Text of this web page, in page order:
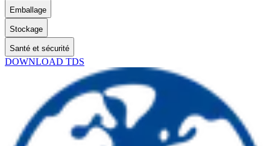
Emballage
Stockage
Santé et sécurité
DOWNLOAD TDS